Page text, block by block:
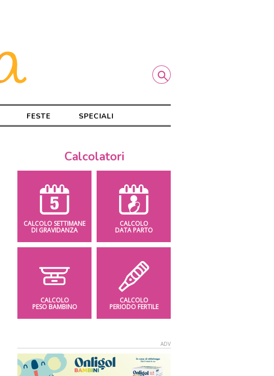
FESTE SPECIALI
Calcolatori
CALCOLO SETTIMANE
DI GRAVIDANZA
CALCOLO
DATA PARTO
CALCOLO
PESO BAMBINO
CALCOLO
PERIODO FERTILE